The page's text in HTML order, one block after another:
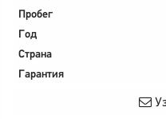
Пробег
Год
Страна
Гарантия